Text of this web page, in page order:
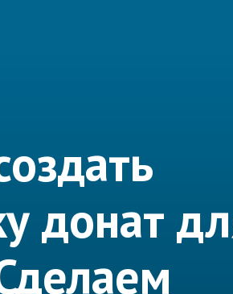
донат